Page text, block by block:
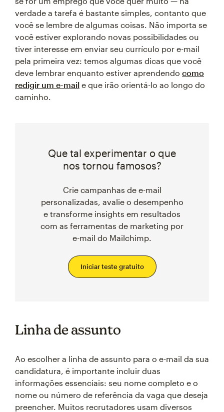
verdade a tarefa é bastante simples, contanto que
você se lembre de algumas coisas. Não importa se
você estiver explorando novas possibilidades ou
tiver interesse em enviar seu currículo por e-mail
pela primeira vez: temos algumas dicas que você
deve lembrar enquanto estiver aprendendo como
redigir um e-mail e que irão orientá-lo ao longo do
caminho.
Que tal experimentar o que
nos tornou famosos?
Crie campanhas de e-mail
personalizadas, avalie o desempenho
e transforme insights em resultados
com as ferramentas de marketing por
e-mail do Mailchimp.
Iniciar teste gratuito
Linha de assunto
Ao escolher a linha de assunto para o e-mail da sua
candidatura, é importante incluir duas
informações essenciais: seu nome completo e o
nome ou número de referência da vaga que deseja
preencher. Muitos recrutadores usam diversos